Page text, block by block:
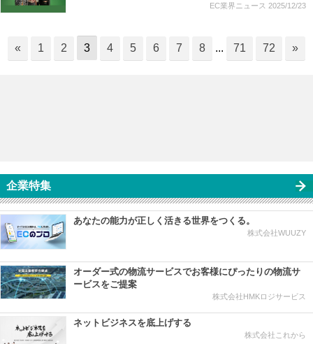
EC業界ニュース 2025/12/23
« 1 2 3 4 5 6 7 8 ... 71 72 »
企業特集
あなたの能力が正しく活きる世界をつくる。
株式会社WUUZY
オーダー式の物流サービスでお客様にぴったりの物流サ
ービスをご提案
株式会社HMKロジサービス
ネットビジネスを底上げする
株式会社これから